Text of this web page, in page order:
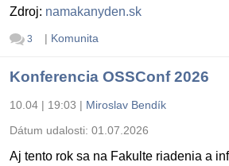
Zdroj: namakanyden.sk
3 | Komunita
Konferencia OSSConf 2026
10.04 | 19:03 | Miroslav Bendík
Dátum udalosti: 01.07.2026
Aj tento rok sa na Fakulte riadenia a